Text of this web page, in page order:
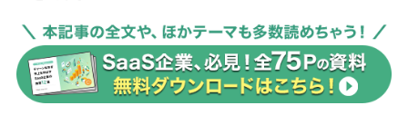
このためには、次のようなフィードバックループを構築
すると効果的です。
〇 提案活動の記録と成果分析（どの提案がどのセグ